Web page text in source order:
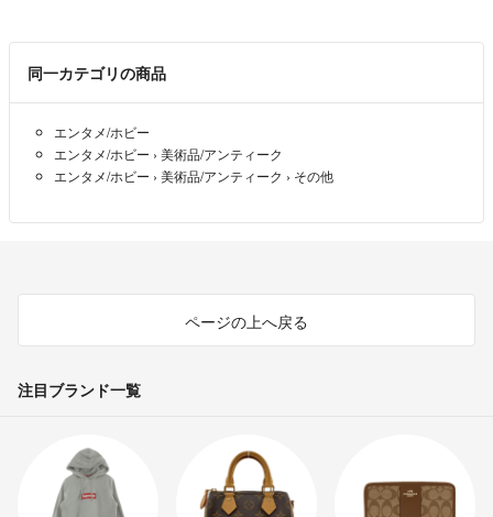
ondi - 4年弱前
同一カテゴリの商品
エンタメ/ホビー
エンタメ/ホビー › 美術品/アンティーク
エンタメ/ホビー › 美術品/アンティーク › その他
ページの上へ戻る
注目ブランド一覧